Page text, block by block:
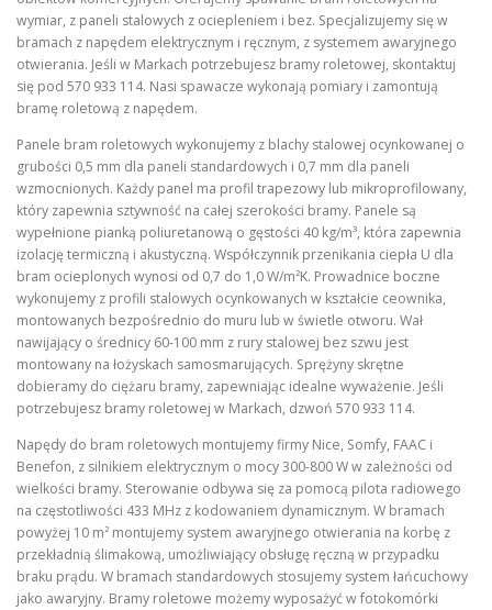
wymiar, z paneli stalowych z ociepleniem i bez. Specjalizujemy się w
bramach z napędem elektrycznym i ręcznym, z systemem awaryjnego
otwierania. Jeśli w Markach potrzebujesz bramy roletowej, skontaktuj
się pod 570 933 114. Nasi spawacze wykonają pomiary i zamontują
bramę roletową z napędem.
Panele bram roletowych wykonujemy z blachy stalowej ocynkowanej o
grubości 0,5 mm dla paneli standardowych i 0,7 mm dla paneli
wzmocnionych. Każdy panel ma profil trapezowy lub mikroprofilowany,
który zapewnia sztywność na całej szerokości bramy. Panele są
wypełnione pianką poliuretanową o gęstości 40 kg/m³, która zapewnia
izolację termiczną i akustyczną. Współczynnik przenikania ciepła U dla
bram ocieplonych wynosi od 0,7 do 1,0 W/m²K. Prowadnice boczne
wykonujemy z profili stalowych ocynkowanych w kształcie ceownika,
montowanych bezpośrednio do muru lub w świetle otworu. Wał
nawijający o średnicy 60-100 mm z rury stalowej bez szwu jest
montowany na łożyskach samosmarujących. Sprężyny skrętne
dobieramy do ciężaru bramy, zapewniając idealne wyważenie. Jeśli
potrzebujesz bramy roletowej w Markach, dzwoń 570 933 114.
Napędy do bram roletowych montujemy firmy Nice, Somfy, FAAC i
Benefon, z silnikiem elektrycznym o mocy 300-800 W w zależności od
wielkości bramy. Sterowanie odbywa się za pomocą pilota radiowego
na częstotliwości 433 MHz z kodowaniem dynamicznym. W bramach
powyżej 10 m² montujemy system awaryjnego otwierania na korbę z
przekładnią ślimakową, umożliwiający obsługę ręczną w przypadku
braku prądu. W bramach standardowych stosujemy system łańcuchowy
jako awaryjny. Bramy roletowe możemy wyposażyć w fotokomórki